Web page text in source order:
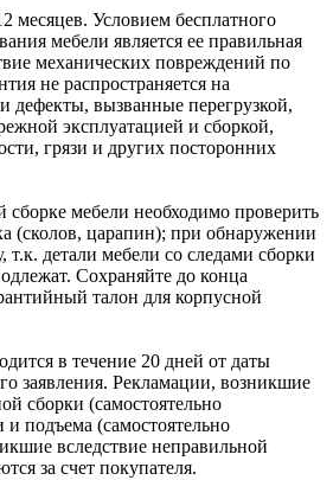
месяцев. Условием бесплатного
мебели является ее правильная
механических повреждений по
не распространяется на
дефекты, вызванные перегрузкой,
эксплуатацией и сборкой,
грязи и других посторонних
сборке мебели необходимо проверить
(сколов, царапин); при обнаружении
т.к. детали мебели со следами сборки
Сохраняйте до конца
талон для корпусной
в течение 20 дней от даты
заявления. Рекламации, возникшие
сборки (самостоятельно
и подъема (самостоятельно
вследствие неправильной
за счет покупателя.